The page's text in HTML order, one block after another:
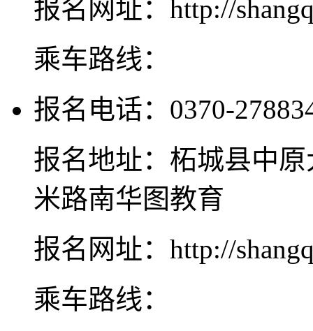
报名网址：http://
乘车路线：
报名电话：0370-
报名地址：柘城县中
米路南华图教育
报名网址：http://
乘车路线：